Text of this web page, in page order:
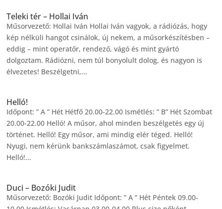
Teleki tér – Hollai Iván
Műsorvezető: Hollai Iván Hollai Iván vagyok, a rádiózás, hogy
kép nélküli hangot csinálok, új nekem, a műsorkészítésben –
eddig – mint operatőr, rendező, vágó és mint gyártó
dolgoztam. Rádiózni, nem túl bonyolult dolog, és nagyon is
élvezetes! Beszélgetni,...
Helló!
Időpont: ” A ” Hét Hétfő 20.00-22.00 Ismétlés: ” B” Hét Szombat
20.00-22.00 Helló! A műsor, ahol minden beszélgetés egy új
történet. Helló! Egy műsor, ami mindig elér téged. Helló!
Nyugi, nem kérünk bankszámlaszámot, csak figyelmet.
Helló!...
Duci – Bozóki Judit
Műsorvezető: Bozóki Judit Időpont: ” A ” Hét Péntek 09.00-